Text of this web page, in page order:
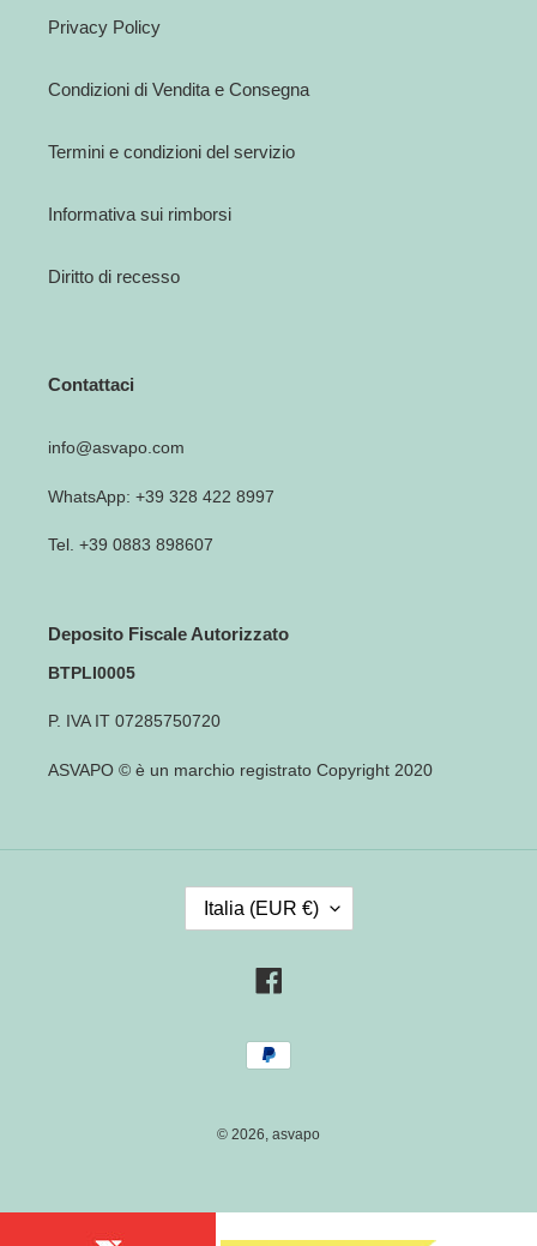
Privacy Policy
Condizioni di Vendita e Consegna
Termini e condizioni del servizio
Informativa sui rimborsi
Diritto di recesso
Contattaci
info@asvapo.com
WhatsApp: +39 328 422 8997
Tel. +39 0883 898607
Deposito Fiscale Autorizzato
BTPLI0005
P. IVA IT 07285750720
ASVAPO © è un marchio registrato Copyright 2020
Italia (EUR €)
Metodi
di
© 2026, asvapo